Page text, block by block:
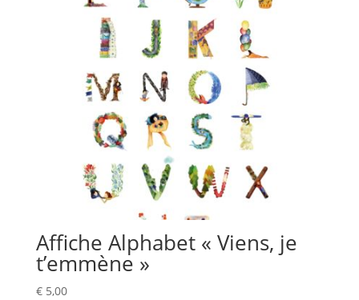
Affiche Alphabet « Viens, je
t’emmène »
€5,00